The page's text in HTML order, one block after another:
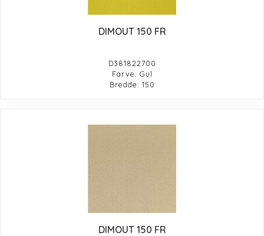
DIMOUT 150 FR
D381822700
Farve: Gul
Bredde: 150
DIMOUT 150 FR